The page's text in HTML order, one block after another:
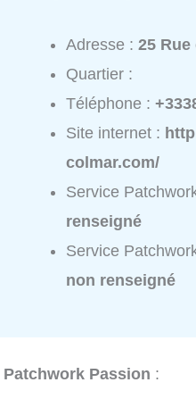
Adresse :25 Rue
Quartier :
Téléphone :
Site internet :
colmar.com/
Service
renseigné
Service
non renseigné
Patchwork Passion :